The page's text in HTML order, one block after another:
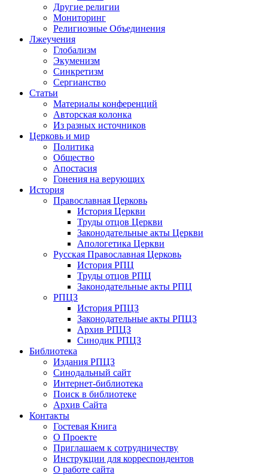
Другие религии
Мониторинг
Религиозные Объединения
Лжеучения
Глобализм
Экуменизм
Синкретизм
Сергианство
Статьи
Материалы конференций
Авторская колонка
Из разных источников
Церковь и мир
Политика
Общество
Апостасия
Гонения на верующих
История
Православная Церковь
История Церкви
Труды отцов Церкви
Законодательные акты Церкви
Апологетика Церкви
Русская Православная Церковь
История РПЦ
Труды отцов РПЦ
Законодательные акты РПЦ
РПЦЗ
История РПЦЗ
Законодательные акты РПЦЗ
Архив РПЦЗ
Синодик РПЦЗ
Библиотека
Издания РПЦЗ
Синодальный сайт
Интернет-библиотека
Поиск в библиотеке
Архив Сайта
Контакты
Гостевая Книга
О Проекте
Приглашаем к сотрудничеству
Инструкции для корреспондентов
О работе сайта